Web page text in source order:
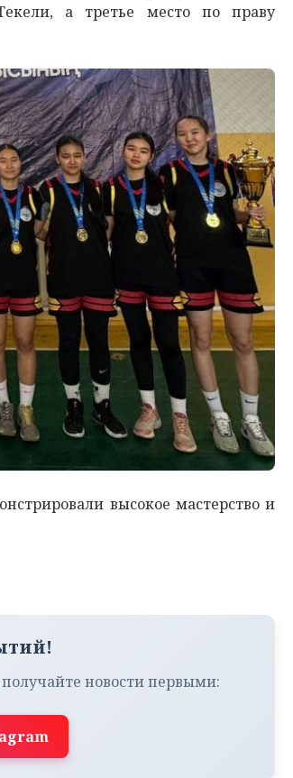
а третье место по праву
высокое мастерство и
новости первыми: